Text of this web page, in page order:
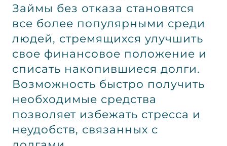
Займы без отказа становятся
все более популярными среди
людей, стремящихся улучшить
свое финансовое положение и
списать накопившиеся долги.
Возможность быстро получить
необходимые средства
позволяет избежать стресса и
неудобств, связанных с